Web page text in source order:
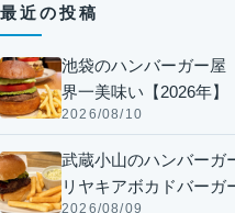
最近の投稿
池袋のハンバーガー屋
界一美味い【2026年】
2026/08/10
武蔵小山のハンバーガ
リヤキアボカドバーガ
2026/08/09